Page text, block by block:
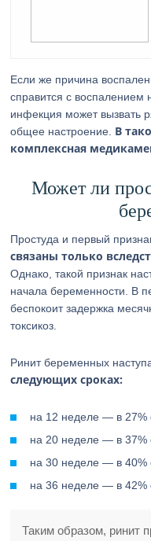
Если же причина
справится с воспалением
инфекция может вызвать
общее настроение. В
комплексная
Может ли
Простуда и первый
связаны только
Однако, такой признак
начала беременности. В
беспокоит задержка
токсикоз.
Ринит беременных
следующих сроках:
на 12 неделе — в 27%
на 20 неделе — в 37%
на 30 неделе — в 40%
на 36 неделе — в 42%
Таким образом, ринит